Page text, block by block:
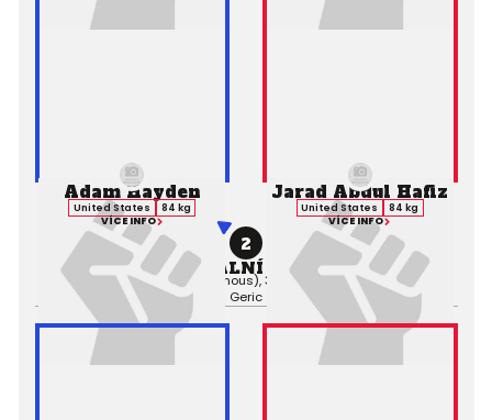
Adam Hayden
United States
84 kg
VÍCE INFO
2
PROFESIONÁLNÍ ZÁPAS MMA
Výsledek:Decision (Unanimous), 3. kolo 3:00,Rozhodčí:
Frank
Geric
Jarad Abdul Hafiz
United States
84 kg
VÍCE INFO